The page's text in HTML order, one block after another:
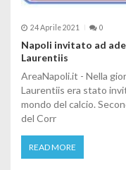
24 Aprile 2021 0
Napoli invitato ad
Laurentiis
AreaNapoli.it - Nella
Laurentiis era stato
mondo del calcio.
del Corr
READ MORE